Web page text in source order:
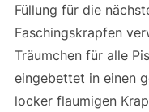
Füllung für die
Faschingskrapfen
Träumchen für alle
eingebettet in einen
locker flaumigen